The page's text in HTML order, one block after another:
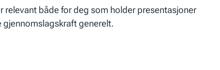
relevant både for deg som holder presentasjoner
gjennomslagskraft generelt.